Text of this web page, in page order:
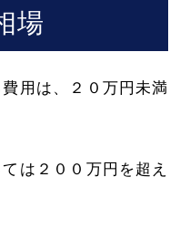
場
用は、２０万円未満
は２００万円を超え